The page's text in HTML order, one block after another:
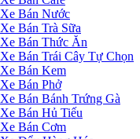
Xe Bán Nước
Xe Bán Trà Sữa
Xe Bán Thức Ăn
Xe Bán Trái Cây Tự Chọn
Xe Bán Kem
Xe Bán Phở
Xe Bán Bánh Trứng Gà
Xe Bán Hủ Tiếu
Xe Bán Cơm